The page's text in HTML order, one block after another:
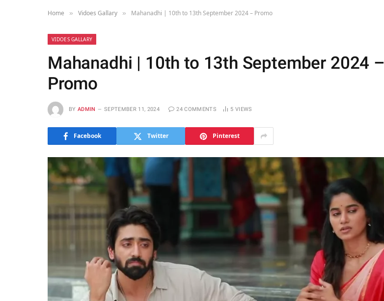
Home » Vidoes Gallary » Mahanadhi | 10th to 13th September 2024 – Promo
VIDOES GALLARY
Mahanadhi | 10th to 13th September 2024 –
Promo
BY ADMIN SEPTEMBER 11, 2024 24 COMMENTS 5 VIEWS
Facebook Twitter Pinterest